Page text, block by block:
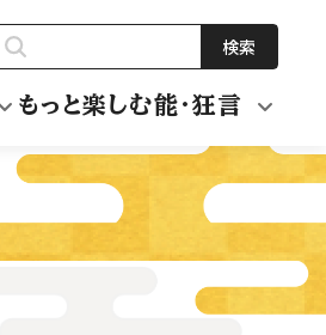
検索
もっと楽しむ能・狂言